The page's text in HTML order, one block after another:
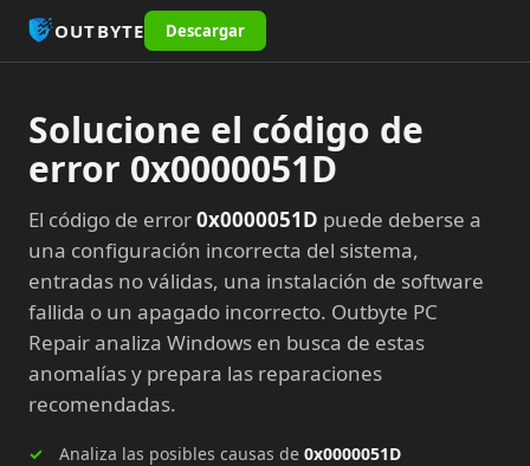
OUTBYTE Descargar
Solucione el código de
error 0x0000051D
El código de error0x0000051D puede deberse a
una configuración incorrecta del sistema,
entradas no válidas, una instalación de software
fallida o un apagado incorrecto. Outbyte PC
Repair analiza Windows en busca de estas
anomalías y prepara las reparaciones
recomendadas.
Analiza las posibles causas de 0x0000051D